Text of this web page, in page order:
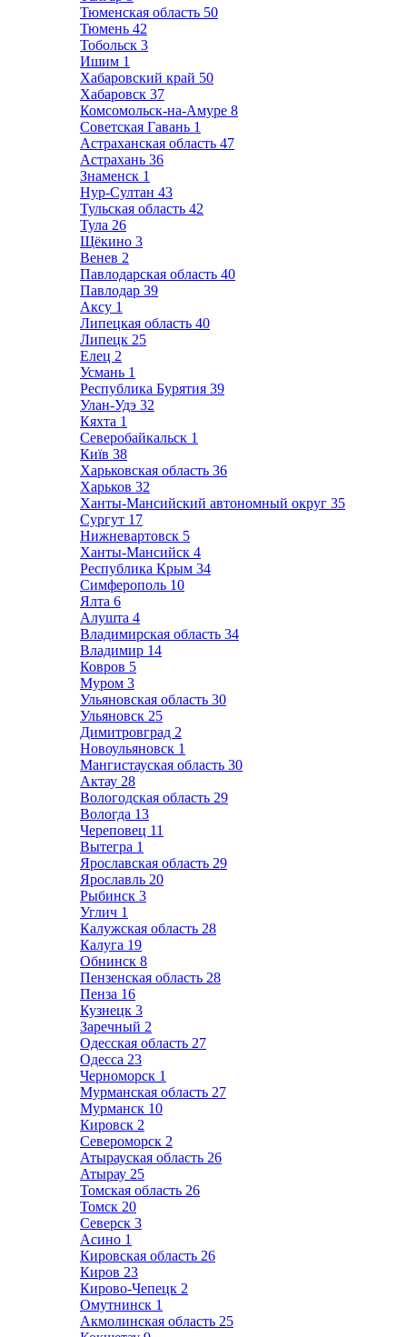
Тюменская область 50
Тюмень 42
Тобольск 3
Ишим 1
Хабаровский край 50
Хабаровск 37
Комсомольск-на-Амуре 8
Советская Гавань 1
Астраханская область 47
Астрахань 36
Знаменск 1
Нур-Султан 43
Тульская область 42
Тула 26
Щёкино 3
Венев 2
Павлодарская область 40
Павлодар 39
Аксу 1
Липецкая область 40
Липецк 25
Елец 2
Усмань 1
Республика Бурятия 39
Улан-Удэ 32
Кяхта 1
Северобайкальск 1
Київ 38
Харьковская область 36
Харьков 32
Ханты-Мансийский автономный округ 35
Сургут 17
Нижневартовск 5
Ханты-Мансийск 4
Республика Крым 34
Симферополь 10
Ялта 6
Алушта 4
Владимирская область 34
Владимир 14
Ковров 5
Муром 3
Ульяновская область 30
Ульяновск 25
Димитровград 2
Новоульяновск 1
Мангистауская область 30
Актау 28
Вологодская область 29
Вологда 13
Череповец 11
Вытегра 1
Ярославская область 29
Ярославль 20
Рыбинск 3
Углич 1
Калужская область 28
Калуга 19
Обнинск 8
Пензенская область 28
Пенза 16
Кузнецк 3
Заречный 2
Одесская область 27
Одесса 23
Черноморск 1
Мурманская область 27
Мурманск 10
Кировск 2
Североморск 2
Атырауская область 26
Атырау 25
Томская область 26
Томск 20
Северск 3
Асино 1
Кировская область 26
Киров 23
Кирово-Чепецк 2
Омутнинск 1
Акмолинская область 25